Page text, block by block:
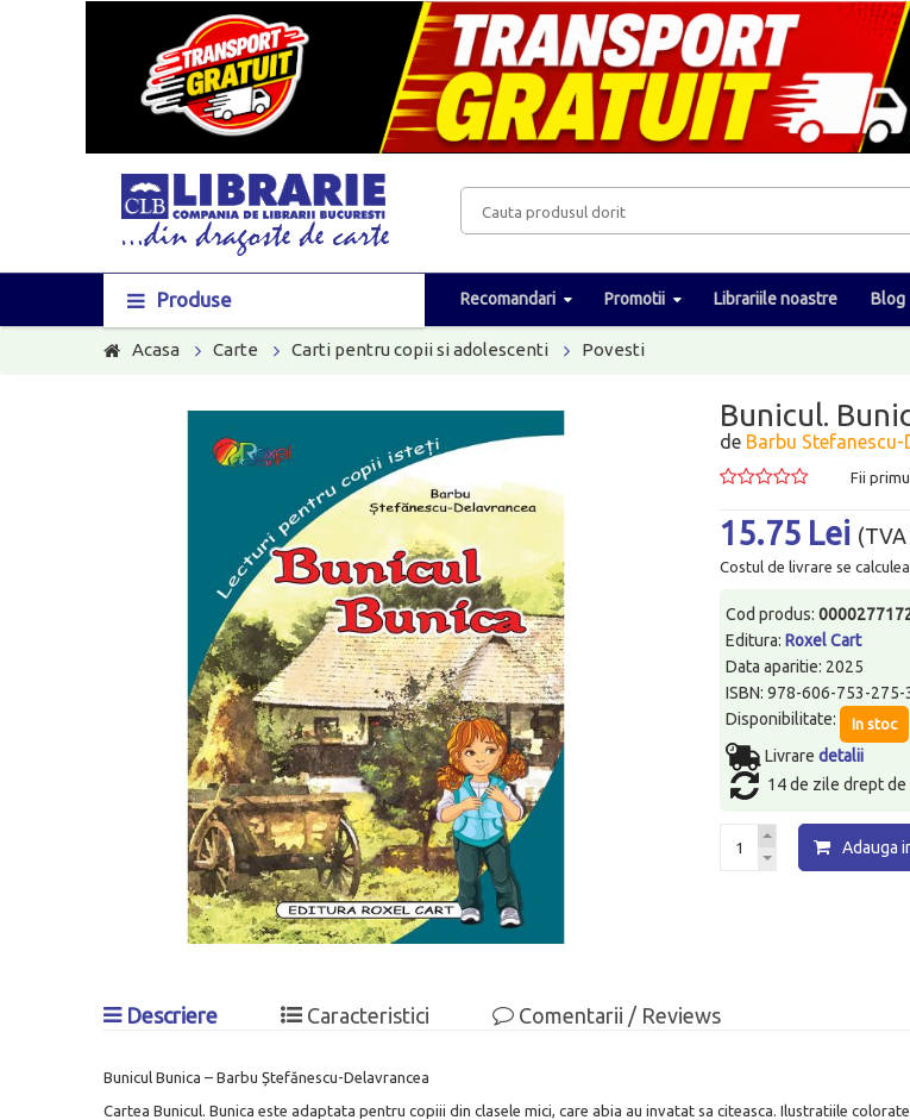
Produse Recomandari Promotii Librariile noastre Blog
Acasa Carte Carti pentru copii si adolescenti Povesti
Bunicul.
de Barbu Stefanescu-
Fii
15.75 Lei
Costul de livrare se
Cod produs:
Editura:Roxel Cart
Data aparitie: 2025
ISBN: 978-606-753-275-
Disponibilitate:
In stoc
Livraredetalii
14 de zile drept
Adauga
Descriere Caracteristici Comentarii / Reviews
Bunicul Bunica – Barbu Ștefănescu-Delavrancea
Cartea Bunicul. Bunica este adaptata pentru copiii din clasele mici, care abia au invatat sa citeasca. Ilustratiile